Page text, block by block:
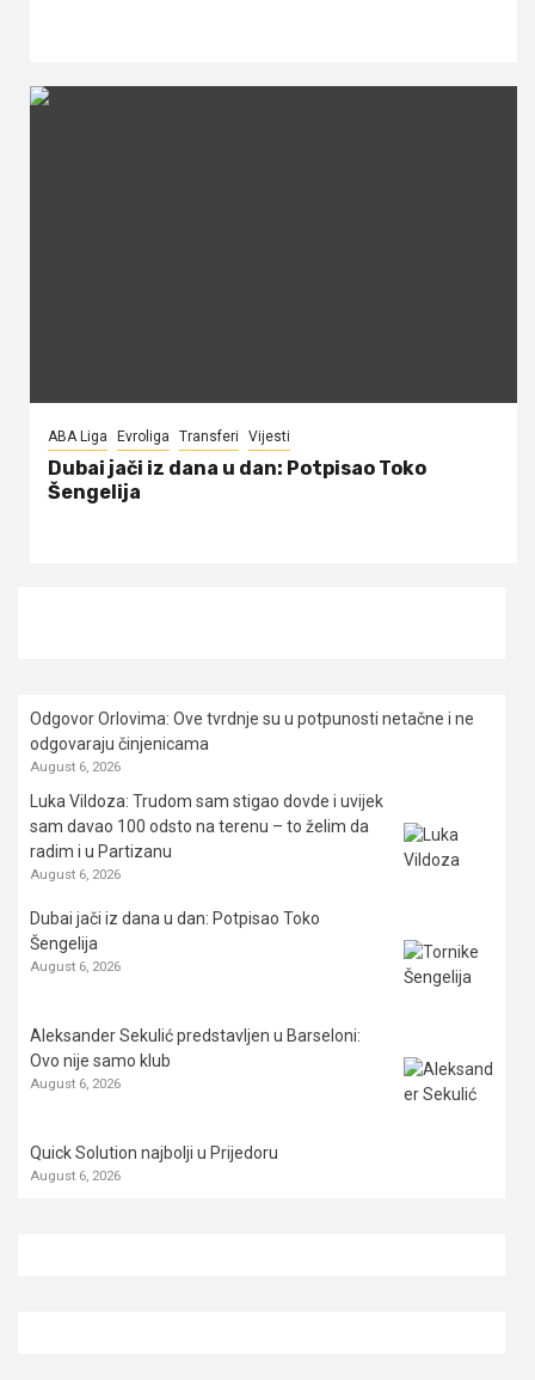
ABA Liga Evroliga Transferi Vijesti
Dubai jači iz dana u dan: Potpisao Toko
Šengelija
Odgovor Orlovima: ​Ove tvrdnje su u potpunosti netačne i ne
odgovaraju činjenicama
August 6, 2026
Luka Vildoza: Trudom sam stigao dovde i uvijek
sam davao 100 odsto na terenu – to želim da
radim i u Partizanu
August 6, 2026
Dubai jači iz dana u dan: Potpisao Toko
Šengelija
August 6, 2026
Aleksander Sekulić predstavljen u Barseloni:
Ovo nije samo klub
August 6, 2026
Quick Solution najbolji u Prijedoru
August 6, 2026